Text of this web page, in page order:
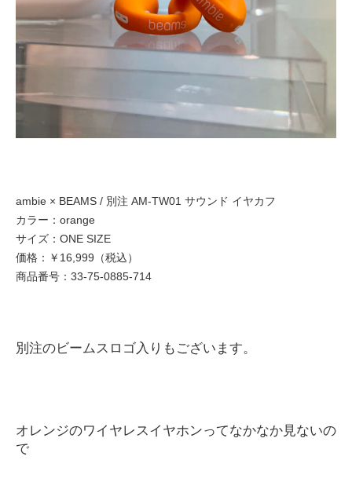
ambie × BEAMS / 別注 AM-TW01 サウンド イヤカフ
カラー：orange
サイズ：ONE SIZE
価格：￥16,999（税込）
商品番号：33-75-0885-714
別注のビームスロゴ入りもございま す。
オレンジのワイヤレスイヤホンってなかなか見ないの
で